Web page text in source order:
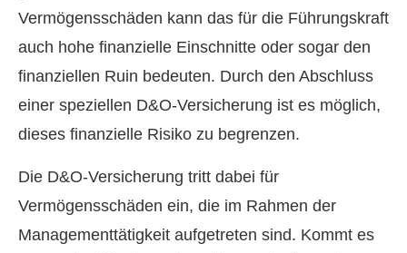
Vermögensschäden kann das für die Führungskraft
auch hohe finanzielle Einschnitte oder sogar den
finanziellen Ruin bedeuten. Durch den Abschluss
einer speziellen D&O-Versicherung ist es möglich,
dieses finanzielle Risiko zu begrenzen.
Die D&O-Versicherung tritt dabei für
Vermögensschäden ein, die im Rahmen der
Managementtätigkeit aufgetreten sind. Kommt es